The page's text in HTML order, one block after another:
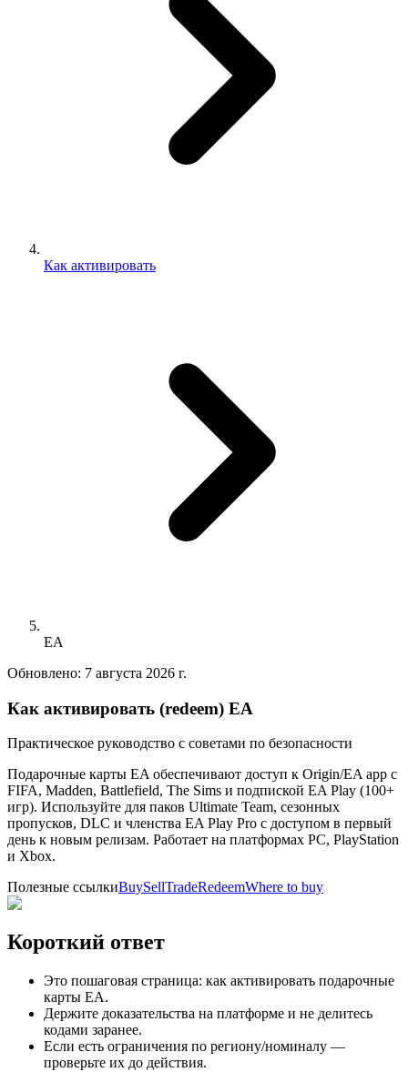
Как активировать
EA
Обновлено: 7 августа 2026 г.
Как активировать (redeem) EA
Практическое руководство с советами по безопасности
Подарочные карты EA обеспечивают доступ к Origin/EA app с
FIFA, Madden, Battlefield, The Sims и подпиской EA Play (100+
игр). Используйте для паков Ultimate Team, сезонных
пропусков, DLC и членства EA Play Pro с доступом в первый
день к новым релизам. Работает на платформах PC, PlayStation
и Xbox.
Полезные ссылкиBuySellTradeRedeemWhere to buy
Короткий ответ
Это пошаговая страница: как активировать подарочные
карты EA.
Держите доказательства на платформе и не делитесь
кодами заранее.
Если есть ограничения по региону/номиналу —
проверьте их до действия.